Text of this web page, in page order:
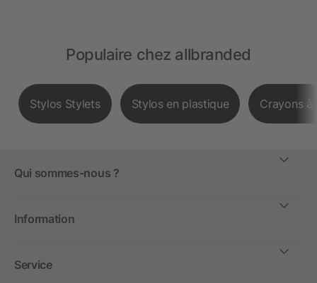
Populaire chez allbranded
Stylos Stylets Stylos en plastique Crayons à
Qui sommes-nous ?
Information
Service